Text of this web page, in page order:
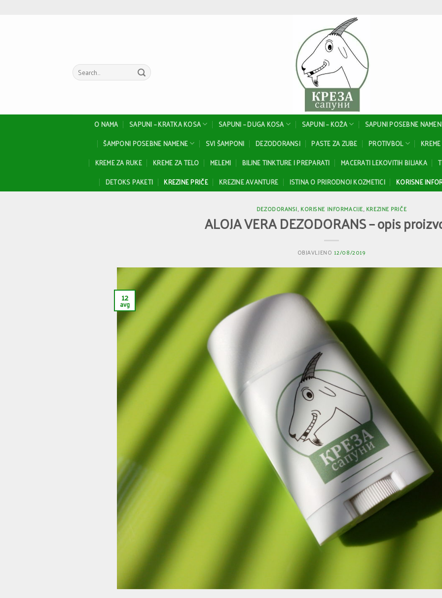
Search
for:
O NAMA SAPUNI – KRATKA KOSA SAPUNI – DUGA KOSA SAPUNI – KOŽA
SAPUNI POSEBNE
ŠAMPONI POSEBNE NAMENE
SVI ŠAMPONI DEZODORANSI PASTE ZA ZUBE PROTIVBOL
KREME ZA RUKE
KREME ZA TELO MELEMI BILJNE TINKTURE I PREPARATI MACERATI LEKOVITIH BILJAKA
DETOKS PAKETI
KREZINE PRIČE KREZINE AVANTURE ISTINA O PRIRODNOJ KOZMETICI KORISNE
DEZODORANSI, KORISNE INFORMACIJE, KREZINE PRIČE
ALOJA VERA DEZODORANS – opis
OBJAVLJENO 12/08/2019
12
avg